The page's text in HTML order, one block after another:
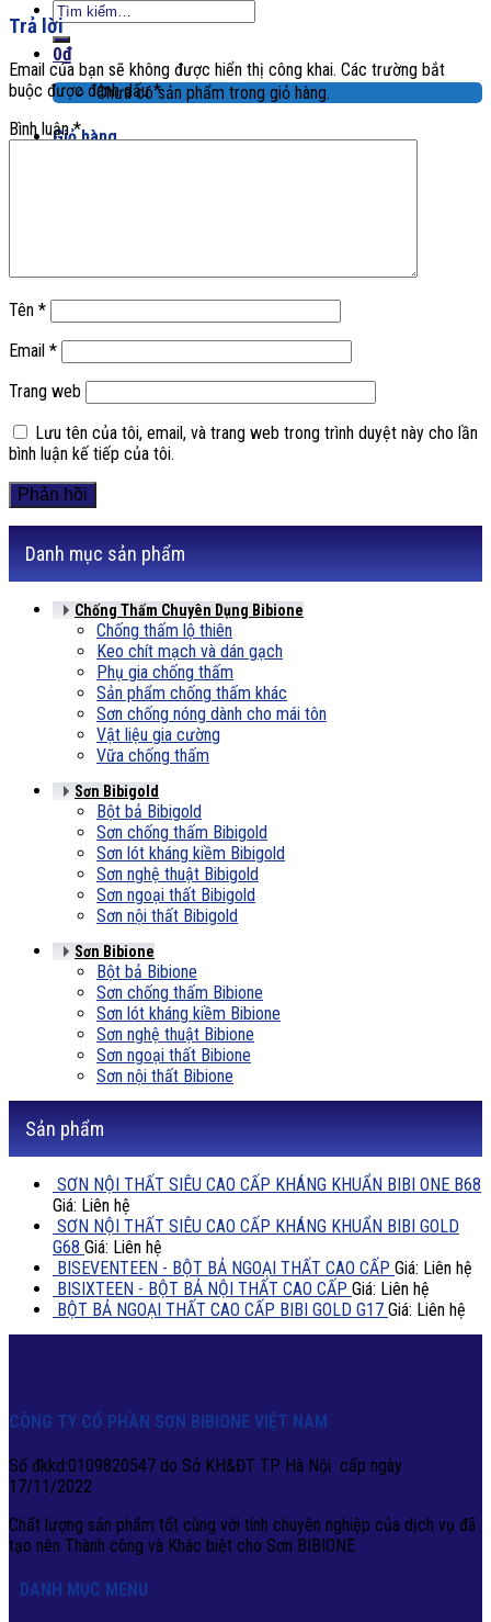
Tìm
kiếm:
0₫
Chưa có sản phẩm trong giỏ hàng.
Giỏ hàng
Trả lời
Email của bạn sẽ không được hiển thị công khai. Các trường bắt
buộc được đánh dấu*
Bình luận*
Tên *
Email *
Trang web
Lưu tên của tôi, email, và trang web trong trình duyệt này cho lần
bình luận kế tiếp của tôi.
Danh mục sản phẩm
Chống Thấm Chuyên Dụng Bibione
Chống thấm lộ thiên
Keo chít mạch và dán gạch
Phụ gia chống thấm
Sản phẩm chống thấm khác
Sơn chống nóng dành cho mái tôn
Vật liệu gia cường
Vữa chống thấm
Sơn Bibigold
Bột bả Bibigold
Sơn chống thấm Bibigold
Sơn lót kháng kiềm Bibigold
Sơn nghệ thuật Bibigold
Sơn ngoại thất Bibigold
Sơn nội thất Bibigold
Sơn Bibione
Bột bả Bibione
Sơn chống thấm Bibione
Sơn lót kháng kiềm Bibione
Sơn nghệ thuật Bibione
Sơn ngoại thất Bibione
Sơn nội thất Bibione
Sản phẩm
SƠN NỘI THẤT SIÊU CAO CẤP KHÁNG KHUẨN BIBI ONE B68
Giá: Liên hệ
SƠN NỘI THẤT SIÊU CAO CẤP KHÁNG KHUẨN BIBI GOLD
G68 Giá: Liên hệ
BISEVENTEEN - BỘT BẢ NGOẠI THẤT CAO CẤP Giá: Liên hệ
BISIXTEEN - BỘT BẢ NỘI THẤT CAO CẤP Giá: Liên hệ
BỘT BẢ NGOẠI THẤT CAO CẤP BIBI GOLD G17 Giá: Liên hệ
CÔNG TY CỔ PHẦN SƠN BIBIONE VIỆT NAM
Số đkkd:0109820547 do Sở KH&ĐT TP Hà Nội cấp ngày
17/11/2022
Chất lượng sản phẩm tốt cùng với tính chuyên nghiệp của dịch vụ đã
tạo nên Thành công và Khác biệt cho Sơn BIBIONE
DANH MỤC MENU